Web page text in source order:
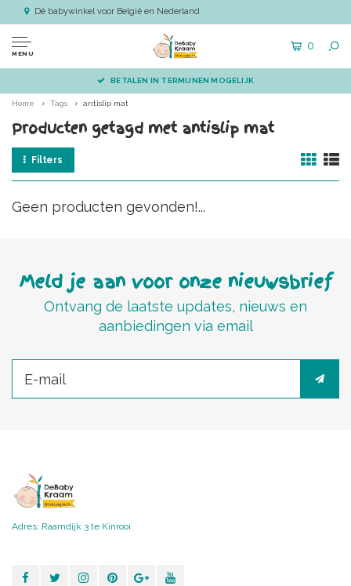
Dé babywinkel voor België en Nederland
MENU
0
BETALEN IN TERMIJNEN MOGELIJK
Home Tags antislip mat
Producten getagd met antislip mat
Filters
Geen producten gevonden!...
Meld je aan voor onze nieuwsbrief
Ontvang de laatste updates, nieuws en
aanbiedingen via email
Adres: Raamdijk 3 te Kinrooi